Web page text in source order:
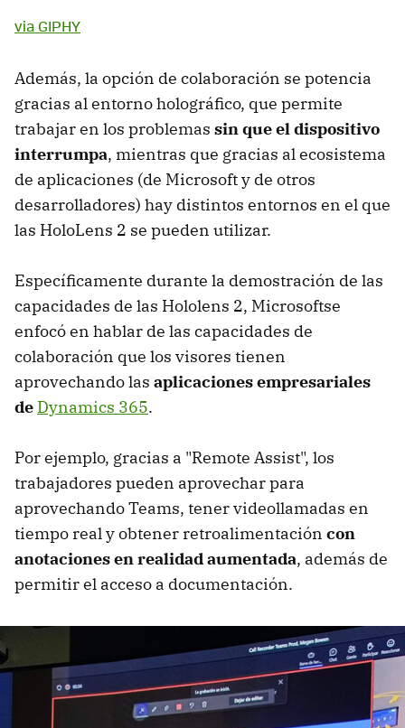
via GIPHY
Además, la opción de colaboración se potencia
gracias al entorno holográfico, que permite
trabajar en los problemas sin que el dispositivo
interrumpa, mientras que gracias al ecosistema
de aplicaciones (de Microsoft y de otros
desarrolladores) hay distintos entornos en el que
las HoloLens 2 se pueden utilizar.
Específicamente durante la demostración de las
capacidades de las Hololens 2, Microsoftse
enfocó en hablar de las capacidades de
colaboración que los visores tienen
aprovechando las aplicaciones empresariales
de Dynamics 365.
Por ejemplo, gracias a "Remote Assist", los
trabajadores pueden aprovechar para
aprovechando Teams, tener videollamadas en
tiempo real y obtener retroalimentación con
anotaciones en realidad aumentada, además de
permitir el acceso a documentación.